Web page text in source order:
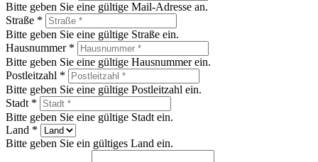
Bitte geben Sie eine gültige Mail-Adresse an.
Straße *
Bitte geben Sie eine gültige Straße ein.
Hausnummer *
Bitte geben Sie eine gültige Hausnummer ein.
Postleitzahl *
Bitte geben Sie eine gültige Postleitzahl ein.
Stadt *
Bitte geben Sie eine gültige Stadt ein.
Land *
Bitte geben Sie ein gültiges Land ein.